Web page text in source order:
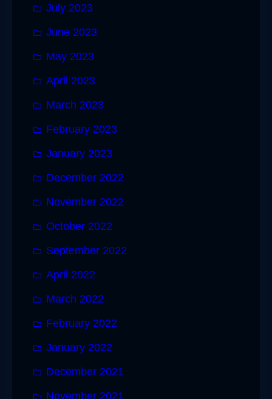
July 2023
June 2023
May 2023
April 2023
March 2023
February 2023
January 2023
December 2022
November 2022
October 2022
September 2022
April 2022
March 2022
February 2022
January 2022
December 2021
November 2021